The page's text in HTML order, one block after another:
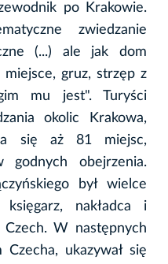
po Krakowie.
zwiedzanie
(...) ale jak dom
gruz, strzęp z
mu jest". Turyści
okolic Krakowa,
się aż 81 miejsc,
godnych obejrzenia.
był wielce
nakładca i
Czech. W następnych
Czecha, ukazywał się